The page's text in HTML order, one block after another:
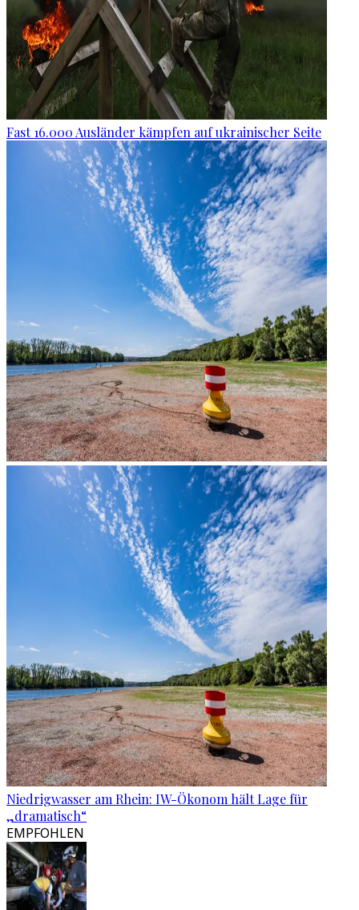
Fast 16.000 Ausländer kämpfen auf ukrainischer Seite
Niedrigwasser am Rhein: IW-Ökonom hält Lage für
„dramatisch“
EMPFOHLEN